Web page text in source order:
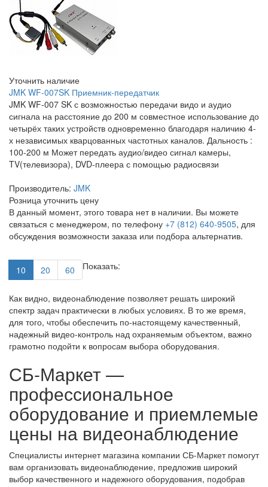
Уточнить наличие
JMK WF-007SK Приемник-передатчик
JMK WF-007 SK с возможностью передачи видо и аудио
сигнала на расстояние до 200 м совместное использование до
четырёх таких устройств одновременно благодаря наличию 4-
х независимых кварцованных частотных каналов. Дальность :
100-200 м Может передать аудио/видео сигнал камеры,
TV(телевизора), DVD-плеера с помощью радиосвязи
Производитель: JMK
Розница уточнить цену
В данный момент, этого товара нет в наличии. Вы можете
связаться с менеджером, по телефону +7 (812) 640-9505, для
обсуждения возможности заказа или подбора альтернатив.
Показать:
10 20 60
Как видно, видеонаблюдение позволяет решать широкий
спектр задач практически в любых условиях. В то же время,
для того, чтобы обеспечить по-настоящему качественный,
надежный видео-контроль над охраняемым объектом, важно
грамотно подойти к вопросам выбора оборудования.
СБ-Маркет —
профессиональное
оборудование и приемлемые
цены на видеонаблюдение
Специалисты интернет магазина компании СБ-Маркет помогут
вам организовать видеонаблюдение, предложив широкий
выбор качественного и надежного оборудования, подобрав